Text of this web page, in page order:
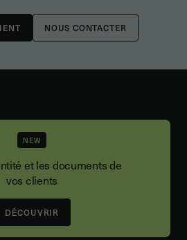
NOUS CONTACTER
NEW
et les documents de
vos clients
DÉCOUVRIR